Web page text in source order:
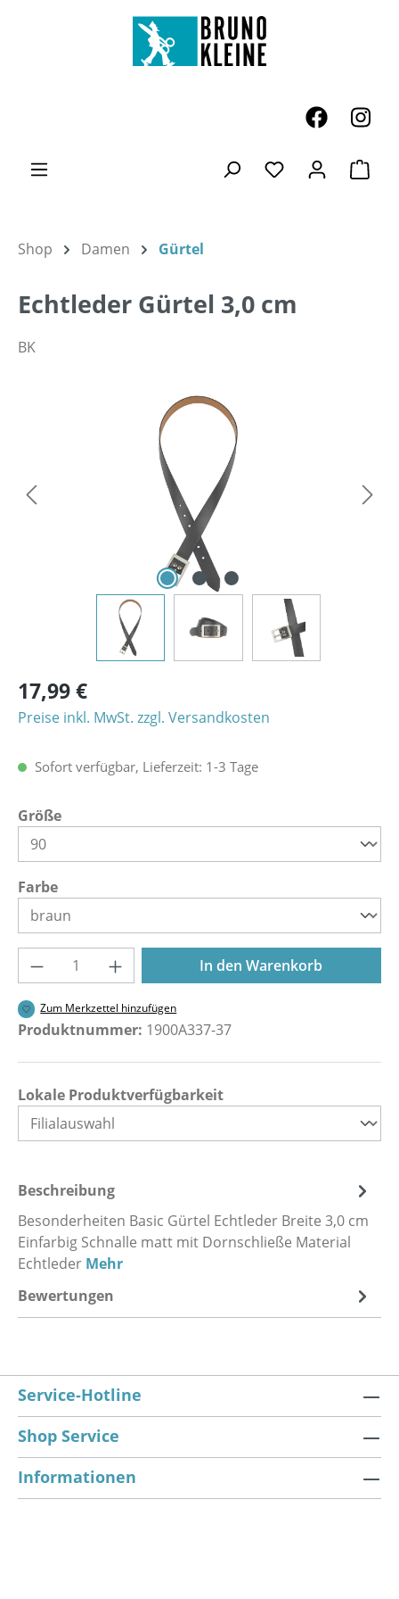
Zum Hauptinhalt springen
Du hast 0
Shop Damen Gürtel
Echtleder Gürtel 3,0 cm
BK
Bildergalerie überspringen
17,99 €
Preise inkl. MwSt. zzgl. Versandkosten
Sofort verfügbar, Lieferzeit: 1-3 Tage
Größeauswählen
Farbeauswählen
Produkt Anzahl: Gib den gewünschten
In den Warenkorb
Zum Merkzettel hinzufügen
Produktnummer: 1900A337-37
Lokale Produktverfügbarkeit
Beschreibung
Besonderheiten Basic Gürtel Echtleder Breite 3,0 cm
Einfarbig Schnalle matt mit Dornschließe Material
Echtleder Mehr
Bewertungen
Service-Hotline
Shop Service
Informationen